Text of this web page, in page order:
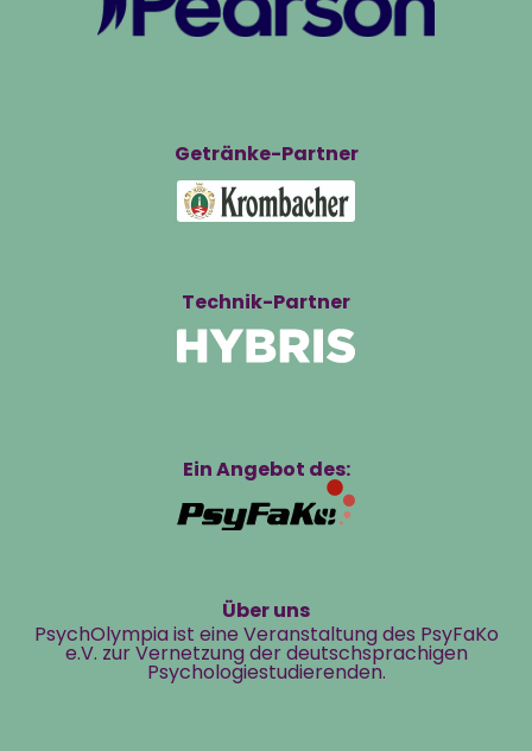
Getränke-Partner
Technik-Partner
Ein Angebot des:
Über uns
PsychOlympia ist eine Veranstaltung des PsyFaKo
e.V. zur Vernetzung der deutschsprachigen
Psychologiestudierenden.